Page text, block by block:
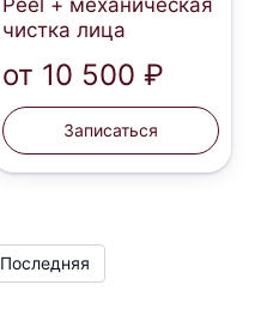
чистка лица
от 10 500 ₽
Записаться
Последняя